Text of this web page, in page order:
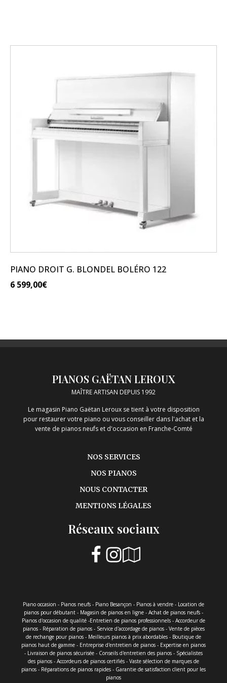
PIANO DROIT G. BLONDEL BOLÉRO 122
6 599,00€
PIANOS GAËTAN LEROUX
MAÎTRE ARTISAN DEPUIS 1992
Le magasin Piano Gaëtan Leroux se tient à votre disposition
pour restaurer votre piano ou vous conseiller dans l'achat et la
vente de pianos neufs et d'occasion en Franche-Comté
NOS SERVICES
NOS PIANOS
NOUS CONTACTER
MENTIONS LÉGALES
Réseaux sociaux
Piano occasion - Pianos neufs - Piano Besançon - Pianos à vendre - Location de
pianos pour débutant - Magasin de pianos en ligne - Achat de pianos neufs -
Pianos d'occasion de qualité -Entretien de pianos professionnels - Accordeur de
pianos - Réparation de pianos - Service d'accordage de pianos - Vente de pièces
de rechange pour pianos - Meilleurs pianos à prix abordables - Boutique de
pianos haut de gamme - Entreprise d'entretien de pianos - Expertise en pianos
- Livraison de pianos sécurisée - Conseils d'entretien des pianos - Spécialistes
des pianos - Accordeurs de pianos certifiés - Vaste sélection de marques de
pianos - Réparations de pianos rapides - Garantie de satisfaction client pour les
pianos